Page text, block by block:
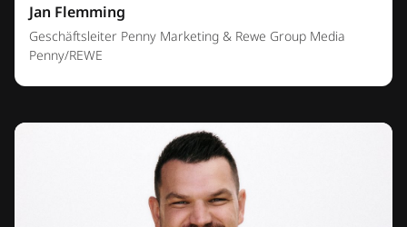
Jan Flemming
Geschäftsleiter Penny Marketing & Rewe Group Media
Penny/REWE